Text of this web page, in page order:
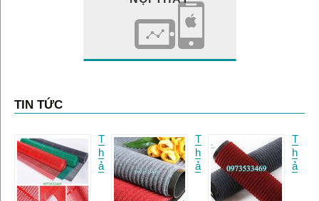
TIN TỨC
T
h
ả
T
h
ả
T
h
ả